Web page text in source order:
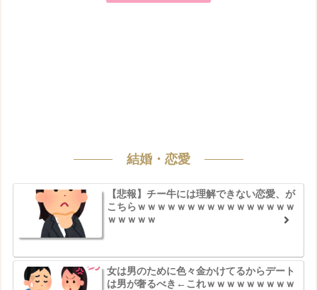
結婚・恋愛
【悲報】チー牛には理解できない恋愛、が
こちらｗｗｗｗｗｗｗｗｗｗｗｗｗｗｗｗ
ｗｗｗｗｗ
女は男のために色々金かけてるからデート
は男が奢るべき←これｗｗｗｗｗｗｗｗｗ